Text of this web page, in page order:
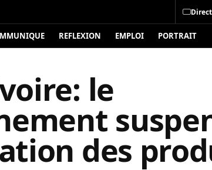
REFLEXION EMPLOI PORTRAIT
le
des